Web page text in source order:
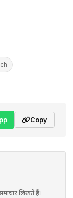
Copy
लिखते हैं।